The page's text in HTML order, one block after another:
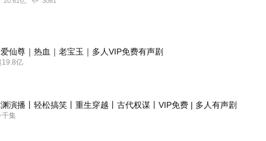
仙尊｜热血｜老宝玉｜多人VIP免费有声剧
19.8亿
演播丨轻松搞笑丨重生穿越丨古代权谋丨VIP免费 | 多人有声剧
千集